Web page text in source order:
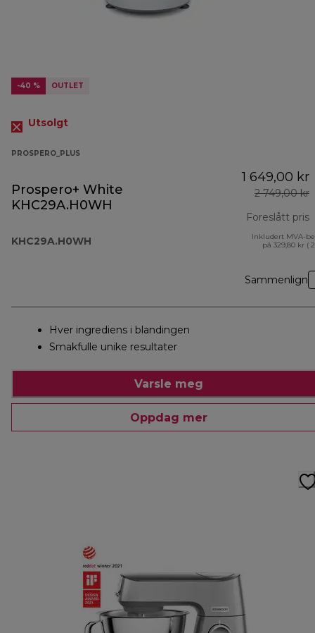
-40 % OUTLET
Utsolgt
PROSPERO_PLUS
Prospero+ White
KHC29A.H0WH
KHC29A.H0WH
1 649,00 kr
2 749,00 kr
Foreslått pris
Inkludert MVA-
på 329,80 kr (
Sammenlign
Hver ingrediens i blandingen
Smakfulle unike resultater
Varsle meg
Oppdag mer